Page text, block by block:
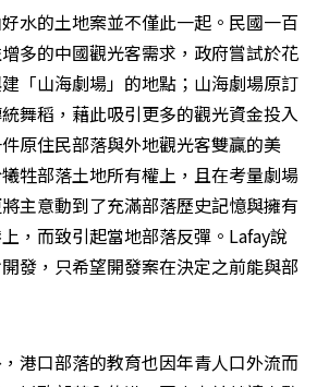
水的土地案並不僅此一起。民國一百
多的中國觀光客需求，政府嘗試於花
「山海劇場」的地點；山海劇場原訂
舞稻，藉此吸引更多的觀光資金投入
原住民部落與外地觀光客雙贏的美
牲部落土地所有權上，且在考量劇場
主意動到了充滿部落歷史記憶與擁有
，而致引起當地部落反彈。Lafay說
發，只希望開發案在決定之前能與部
港口部落的教育也因年青人口外流而